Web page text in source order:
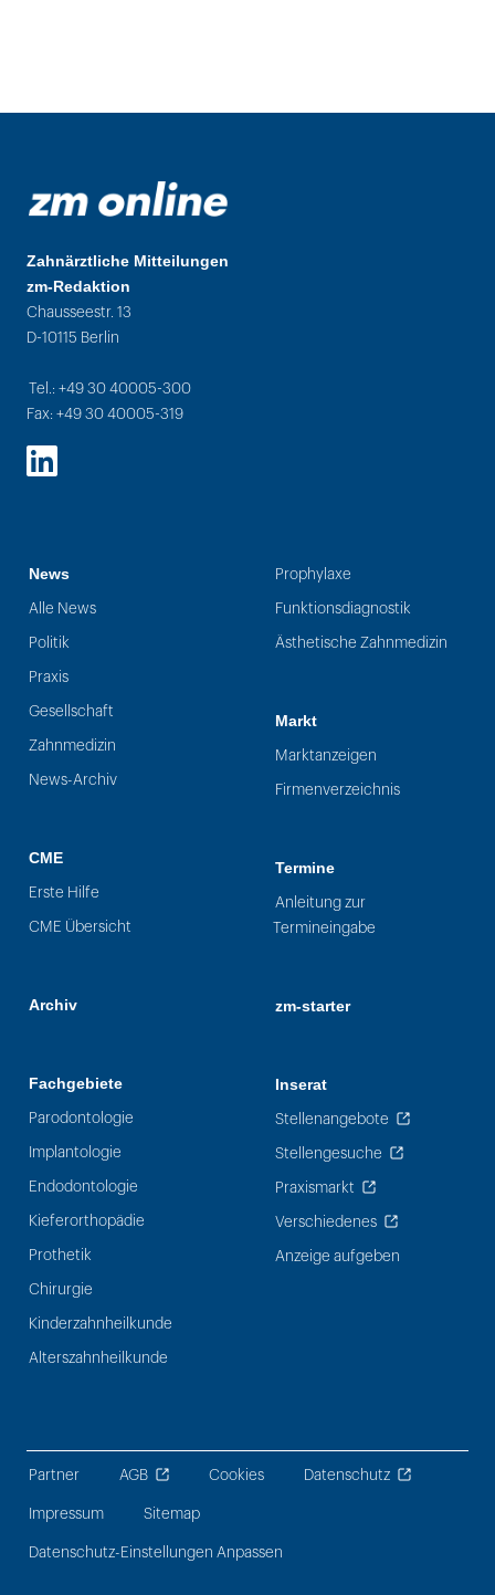
Zahnärztliche Mitteilungen
zm-Redaktion
Chausseestr. 13
D-10115 Berlin
Tel.: +49 30 40005-300
Fax: +49 30 40005-319
LinkedIn
News
Alle News
Politik
Praxis
Gesellschaft
Zahnmedizin
News-Archiv
CME
Erste Hilfe
CME Übersicht
Archiv
Fachgebiete
Parodontologie
Implantologie
Endodontologie
Kieferorthopädie
Prothetik
Chirurgie
Kinderzahnheilkunde
Alterszahnheilkunde
Prophylaxe
Funktionsdiagnostik
Ästhetische Zahnmedizin
Markt
Marktanzeigen
Firmenverzeichnis
Termine
Anleitung zur
Termineingabe
zm-starter
Inserat
Stellenangebote
Stellengesuche
Praxismarkt
Verschiedenes
Anzeige aufgeben
Partner AGB Cookies Datenschutz
Impressum Sitemap
Datenschutz-Einstellungen Anpassen